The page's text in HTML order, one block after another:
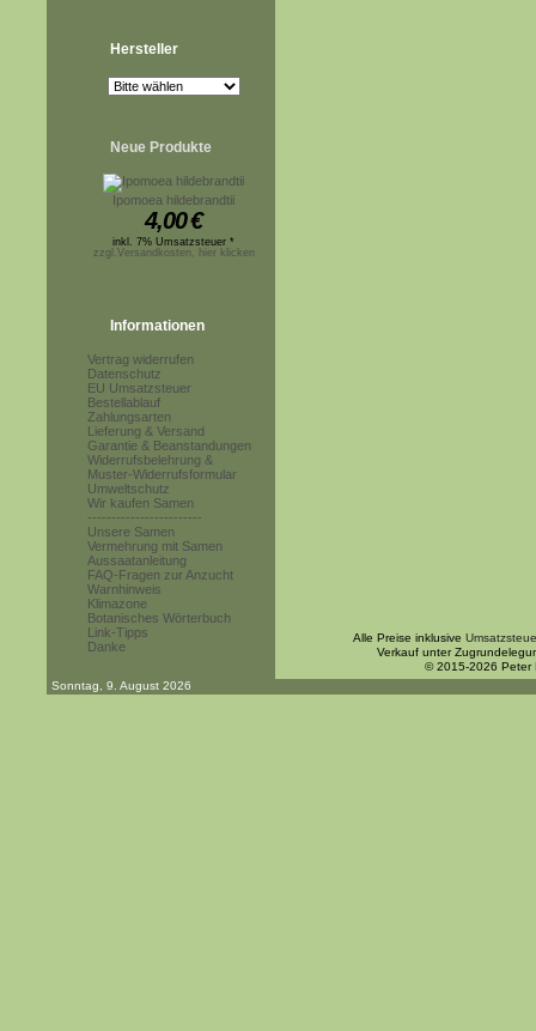
Hersteller
Neue Produkte
Ipomoea hildebrandtii
4,00€
inkl. 7% Umsatzsteuer *
zzgl.Versandkosten, hier klicken
Informationen
Vertrag widerrufen
Datenschutz
EU Umsatzsteuer
Bestellablauf
Zahlungsarten
Lieferung & Versand
Garantie & Beanstandungen
Widerrufsbelehrung &
Muster-Widerrufsformular
Umweltschutz
Wir kaufen Samen
------------------------
Unsere Samen
Vermehrung mit Samen
Aussaatanleitung
FAQ-Fragen zur Anzucht
Warnhinweis
Klimazone
Botanisches Wörterbuch
Link-Tipps
Danke
Alle Preise inklusive
Verkauf unter
© 2015-2026 Peter
Sonntag, 9. August 2026